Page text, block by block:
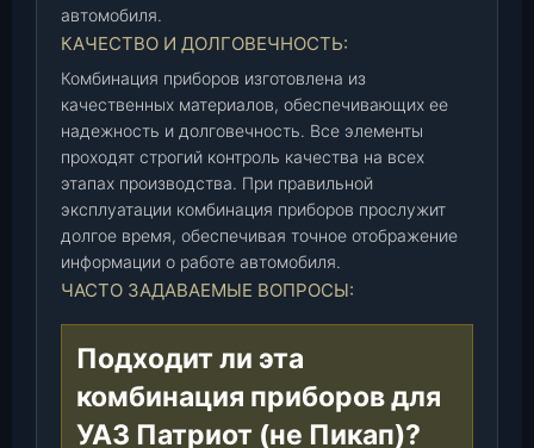
автомобиля.
КАЧЕСТВО И ДОЛГОВЕЧНОСТЬ:
Комбинация приборов изготовлена из
качественных материалов, обеспечивающих ее
надежность и долговечность. Все элементы
проходят строгий контроль качества на всех
этапах производства. При правильной
эксплуатации комбинация приборов прослужит
долгое время, обеспечивая точное отображение
информации о работе автомобиля.
ЧАСТО ЗАДАВАЕМЫЕ ВОПРОСЫ:
Подходит ли эта
комбинация приборов для
УАЗ Патриот (не Пикап)?